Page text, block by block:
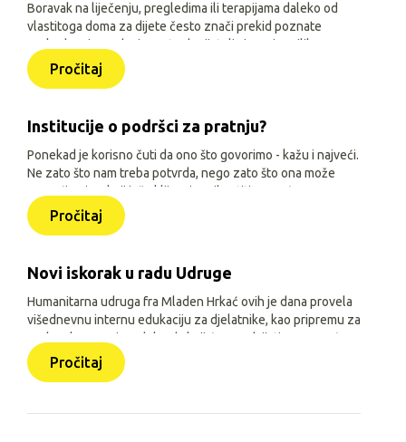
Boravak na liječenju, pregledima ili terapijama daleko od
vlastitoga doma za dijete često znači prekid poznate
svakodnevice, odvojenost od prijatelja i manje prilika za
igru, učenje i druženje. Zato je, uz siguran smještaj i
osnovne životne uvjete, važno djeci omogućiti sadržaje
Pročitaj
Institucije o podršci za pratnju?
Ponekad je korisno čuti da ono što govorimo - kažu i najveći.
Ne zato što nam treba potvrda, nego zato što ona može
pomoći onima koji još oklijevaju prihvatiti pomoć.
Pročitaj
Novi iskorak u radu Udruge
Humanitarna udruga fra Mladen Hrkać ovih je dana provela
višednevnu internu edukaciju za djelatnike, kao pripremu za
prelazak na novi model rada koji će se odvijati uz pomoć
triju aplikacija: Pomozimo zajedno (javna), HUMH HUB i
HUMH GO (obje interne).
Pročitaj